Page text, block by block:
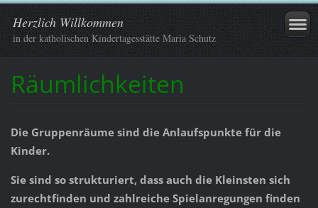
Herzlich Willkommen
in der katholischen Kindertagesstätte Maria Schutz
Räumlichkeiten
Die Gruppenräume sind die Anlaufspunkte für die
Kinder.
Sie sind so strukturiert, dass auch die Kleinsten sich
zurechtfinden und zahlreiche Spielanregungen finden